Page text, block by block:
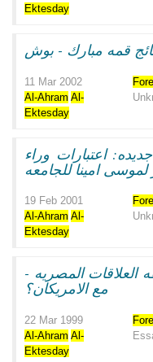
Ektesday
قمه مبارك - بوش
11 Mar 2002
Al-Ahram Al-
Ektesday
اعتبارات وراء
امينا للجامعه
19 Feb 2001
Al-Ahram Al-
Ektesday
العلاقات المصريه -
مع الامريكان؟
22 Mar 1999
Al-Ahram Al-
Ektesday